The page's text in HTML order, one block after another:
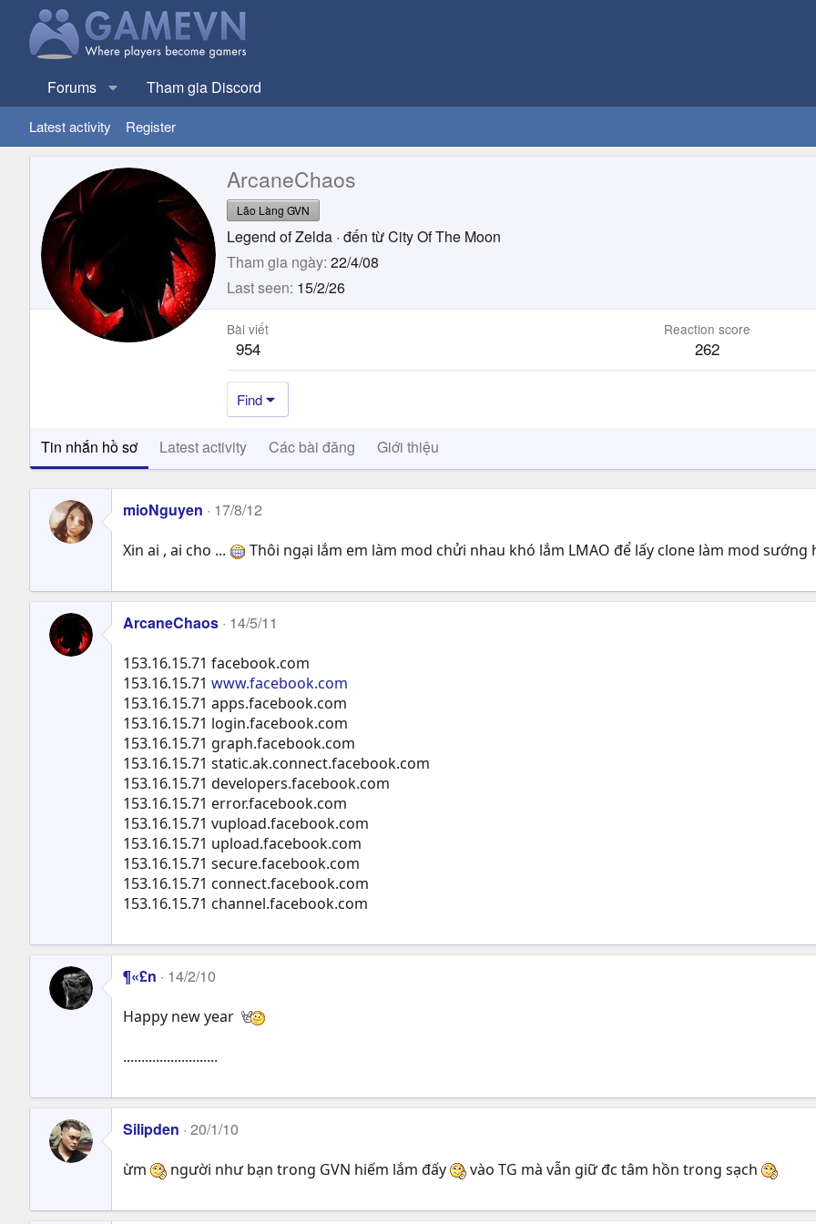
Forums Tham gia Discord
Latest activity Register
ArcaneChaos
Lão Làng GVN
Legend of Zelda · đến từCity Of The Moon
Tham gia ngày 22/4/08
Last seen 15/2/26
Bài viết
954
Reaction score
262
Find
Tin nhắn hồ sơ Latest activity Các bài đăng Giới thiệu
mioNguyen 17/8/12
Xin ai , ai cho ... Thôi ngại lắm em làm mod chửi nhau khó lắm LMAO để lấy clone làm mod sướng
ArcaneChaos 14/5/11
153.16.15.71 facebook.com
153.16.15.71 www.facebook.com
153.16.15.71 apps.facebook.com
153.16.15.71 login.facebook.com
153.16.15.71 graph.facebook.com
153.16.15.71 static.ak.connect.facebook.com
153.16.15.71 developers.facebook.com
153.16.15.71 error.facebook.com
153.16.15.71 vupload.facebook.com
153.16.15.71 upload.facebook.com
153.16.15.71 secure.facebook.com
153.16.15.71 connect.facebook.com
153.16.15.71 channel.facebook.com
¶«£n 14/2/10
Happy new year
..........................
Silipden 20/1/10
ừm người như bạn trong GVN hiếm lắm đấy vào TG mà vẫn giữ đc tâm hồn trong sạch